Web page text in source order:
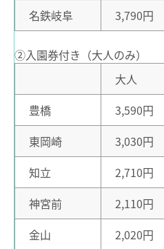
遅延証明書
列車運行に支障がある場合の取
お客さまサービス向上に関する
名古屋鉄道におけるマナー向
こんなとき、どうするの？
紛失したとき
使えなくなったとき
券面文字が見えにくくなったとき
不要になったとき
利用履歴を確認したいとき
manacaのQ＆A
用語の説明
約款／manacaご利用ガイド
名鉄岐阜
3,790円
②入園券付き（大人のみ）
大人
豊橋
3,590円
東岡崎
3,030円
知立
2,710円
神宮前
2,110円
金山
2,020円